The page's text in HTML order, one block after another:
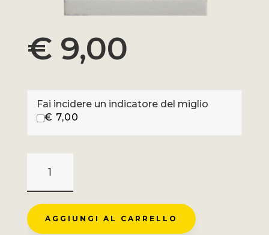
€ 9,00
Fai incidere un indicatore del miglio
€ 7,00
PRADEL
-
AX
AGGIUNGI AL CARRELLO